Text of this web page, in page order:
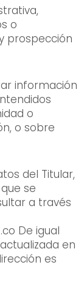
o
prospección
información
o
o sobre
del Titular,
se
a través
De igual
en
es